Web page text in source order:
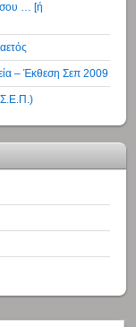
σου … [ή
– Έκθεση Σεπ 2009